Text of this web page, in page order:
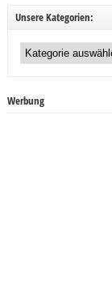
Unsere Kategorien:
Kategorien:
Werbung